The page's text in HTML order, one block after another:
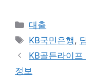
카
테
리
대출
태
그
KB국민은행 ,
KB골든라이
정보